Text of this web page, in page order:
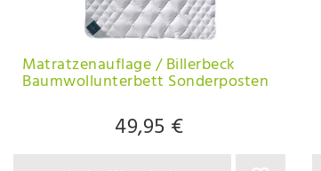
Matratzenauflage / Billerbeck
Baumwollunterbett Sonderposten
49,95 €